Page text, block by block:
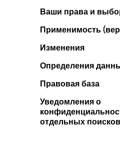
Ваши права и
Применимость
Изменения
Определения
Правовая база
Уведомления о
отдельных